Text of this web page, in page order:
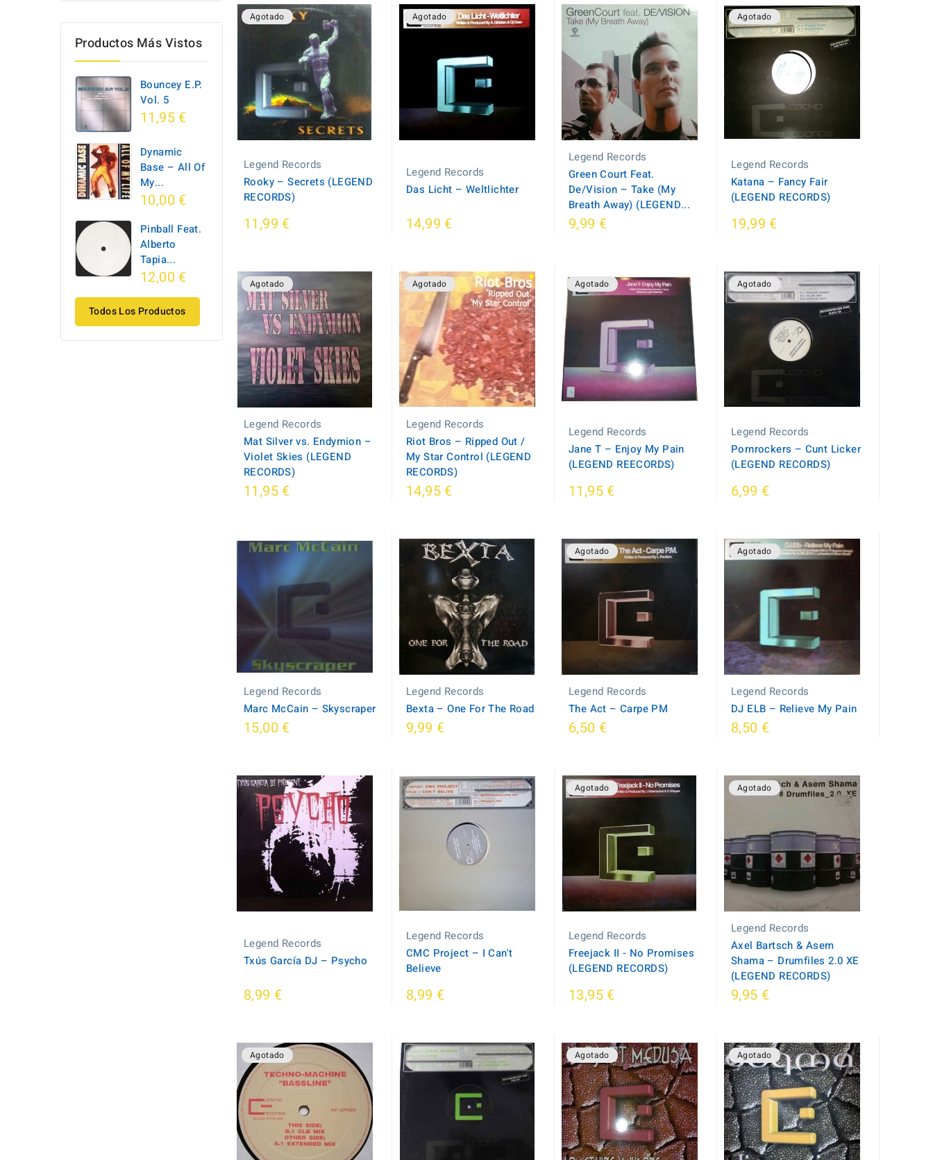
Productos Más Vistos
Bouncey E.P.
Vol. 5
11,95 €
Dynamic
Base ‎– All Of
My...
10,00 €
Pinball Feat.
Alberto
Tapia...
12,00 €
Todos Los Productos
Agotado
Legend Records
Rooky ‎– Secrets (LEGEND
RECORDS)
11,99 €
Agotado
Legend Records
Das Licht ‎– Weltlichter
14,99 €
Legend Records
Green Court Feat.
De/Vision ‎– Take (My
Breath Away) (LEGEND...
9,99 €
Agotado
Legend Records
Katana ‎– Fancy Fair
(LEGEND RECORDS)
19,99 €
Agotado
Legend Records
Mat Silver vs. Endymion –
Violet Skies (LEGEND
RECORDS)
11,95 €
Agotado
Legend Records
Riot Bros – Ripped Out /
My Star Control (LEGEND
RECORDS)
14,95 €
Agotado
Legend Records
Jane T – Enjoy My Pain
(LEGEND REECORDS)
11,95 €
Agotado
Legend Records
Pornrockers ‎– Cunt Licker
(LEGEND RECORDS)
6,99 €
Legend Records
Marc McCain ‎– Skyscraper
15,00 €
Legend Records
Bexta ‎– One For The Road
9,99 €
Agotado
Legend Records
The Act ‎– Carpe PM
6,50 €
Agotado
Legend Records
DJ ELB ‎– Relieve My Pain
8,50 €
Legend Records
Txús García DJ ‎– Psycho
8,99 €
Legend Records
CMC Project ‎– I Can't
Believe
8,99 €
Agotado
Legend Records
Freejack II - No Promises
(LEGEND RECORDS)
13,95 €
Agotado
Legend Records
Axel Bartsch & Asem
Shama – Drumfiles 2.0 XE
(LEGEND RECORDS)
9,95 €
Agotado Agotado Agotado